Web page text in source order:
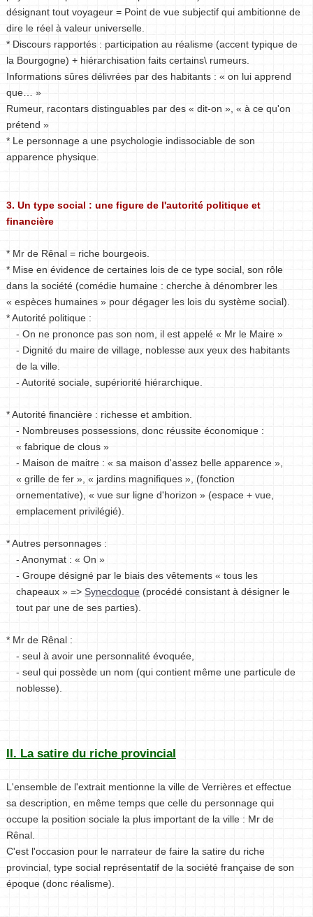
désignant tout voyageur = Point de vue subjectif qui ambitionne de
dire le réel à valeur universelle.
* Discours rapportés : participation au réalisme (accent typique de
la Bourgogne) + hiérarchisation faits certains\ rumeurs.
Informations sûres délivrées par des habitants : « on lui apprend
que… »
Rumeur, racontars distinguables par des « dit-on », « à ce qu'on
prétend »
* Le personnage a une psychologie indissociable de son
apparence physique.
3. Un type social : une figure de l'autorité politique et
financière
* Mr de Rênal = riche bourgeois.
* Mise en évidence de certaines lois de ce type social, son rôle
dans la société (comédie humaine : cherche à dénombrer les
« espèces humaines » pour dégager les lois du système social).
* Autorité politique :
- On ne prononce pas son nom, il est appelé « Mr le Maire »
- Dignité du maire de village, noblesse aux yeux des habitants
de la ville.
- Autorité sociale, supériorité hiérarchique.
* Autorité financière : richesse et ambition.
- Nombreuses possessions, donc réussite économique :
« fabrique de clous »
- Maison de maitre : « sa maison d'assez belle apparence »,
« grille de fer », « jardins magnifiques », (fonction
ornementative), « vue sur ligne d'horizon » (espace + vue,
emplacement privilégié).
* Autres personnages :
- Anonymat : « On »
- Groupe désigné par le biais des vêtements « tous les
chapeaux » =>Synecdoque (procédé consistant à désigner le
tout par une de ses parties).
* Mr de Rênal :
- seul à avoir une personnalité évoquée,
- seul qui possède un nom (qui contient même une particule de
noblesse).
II. La satire du riche provincial
L'ensemble de l'extrait mentionne la ville de Verrières et effectue
sa description, en même temps que celle du personnage qui
occupe la position sociale la plus important de la ville : Mr de
Rênal.
C'est l'occasion pour le narrateur de faire la satire du riche
provincial, type social représentatif de la société française de son
époque (donc réalisme).